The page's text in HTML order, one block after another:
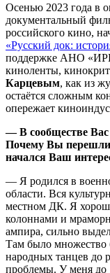
Осенью 2023 года в
документальный
российского кино,
«Русский док:
поддержке АНО
киноленты,
Карцевым, как из
остаётся сложным
опережает
— В сообществе
Почему Вы перешли
начался Ваш
— Я родился в
области. Вся
местном ДК. Я
колоннами и
ампира, сильно
Там было множество
народных танцев до
проблемы. У меня до